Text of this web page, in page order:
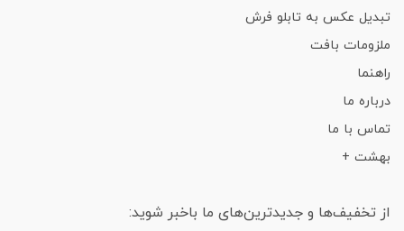
تبدیل عکس به تابلو فرش
ملزومات بافت
راهنما
درباره ما
تماس با ما
بهشت +
از تخفیف‌ها و جدیدترین‌های ما باخبر شوید: